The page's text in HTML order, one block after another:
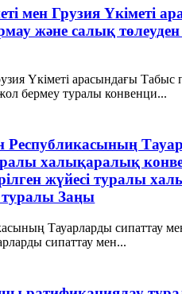
мен Грузия Үкiметi
және салық
Үкiметi арасындағы Табыс
бермеу туралы конвенци...
халықаралық
жүйесі туралы
туралы Заңы
Тауарларды сипаттау мен
сипаттау мен...